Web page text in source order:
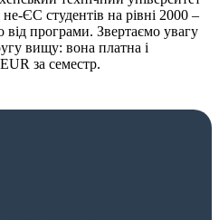
ЄС студентів на рівні 2000 –
від програми. Звертаємо увагу
вищу: вона платна і
за семестр.